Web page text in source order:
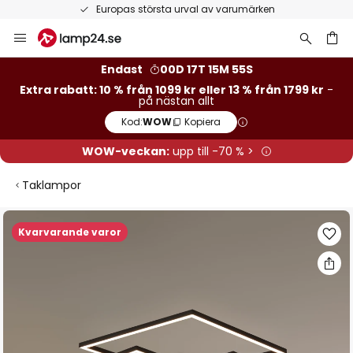
Europas största urval av varumärken
Hoppa
till
Endast
00D 17T 15M 54S
Extra rabatt: 10 % från 1099 kr eller 13 % från 1799 kr -
på nästan allt
Kod:WOW Kopiera
WOW-veckan:upp till -70 % >
Taklampor
Kvarvarande varor
Hoppa
till